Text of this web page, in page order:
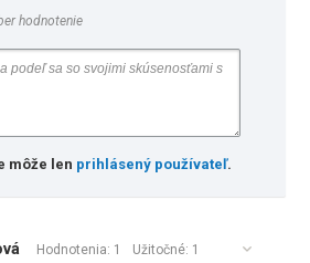
hodnotenie
môže len prihlásený používateľ.
Hodnotenia: 1 Užitočné: 1